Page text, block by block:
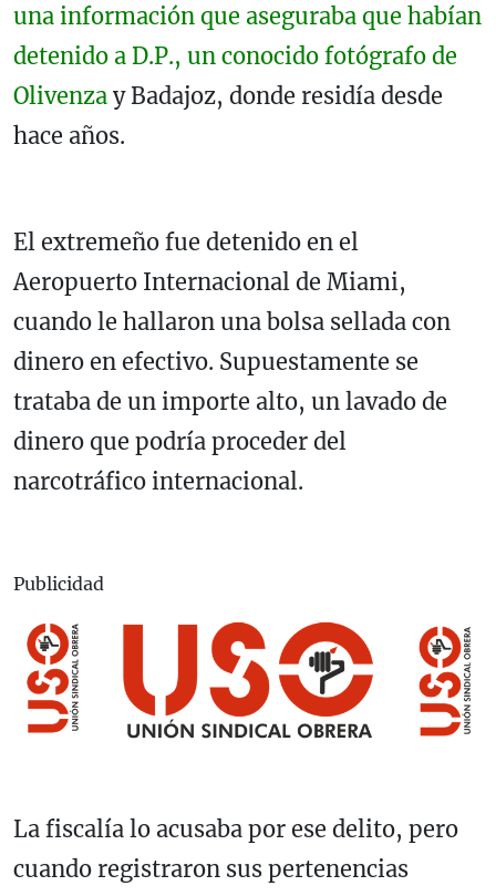
una información que aseguraba que habían
detenido a D.P., un conocido fotógrafo de
Olivenza y Badajoz, donde residía desde
hace años.
El extremeño fue detenido en el
Aeropuerto Internacional de Miami,
cuando le hallaron una bolsa sellada con
dinero en efectivo. Supuestamente se
trataba de un importe alto, un lavado de
dinero que podría proceder del
narcotráfico internacional.
Publicidad
La fiscalía lo acusaba por ese delito, pero
cuando registraron sus pertenencias